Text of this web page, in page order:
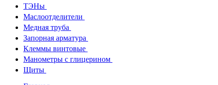
ТЭНы
Маслоотделители
Медная труба
Запорная арматура
Клеммы винтовые
Манометры с глицерином
Щиты